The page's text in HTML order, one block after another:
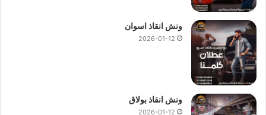
ونش انقاذ اسوان
2026-01-12
ونش انقاذ بولاق
2026-01-12